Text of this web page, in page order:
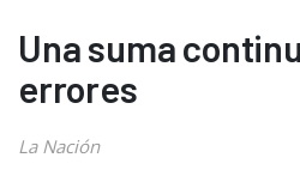
Una suma
errores
La Nación